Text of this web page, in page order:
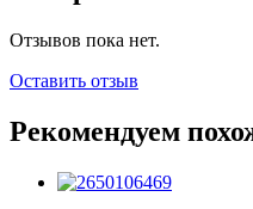
Отзывов пока нет.
Оставить отзыв
Рекомендуем